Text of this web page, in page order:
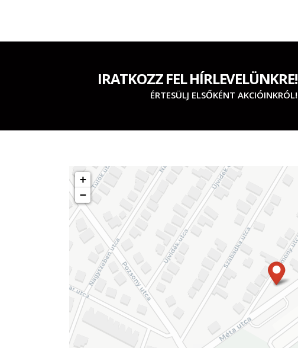
IRATKOZZ FEL HÍRLEVELÜNKRE!
ÉRTESÜLJ ELSŐKÉNT AKCIÓINKRÓL!
+
−